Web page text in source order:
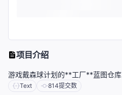
项目介绍
游戏戴森球计划的**工厂**蓝图仓库
Text 814提交数